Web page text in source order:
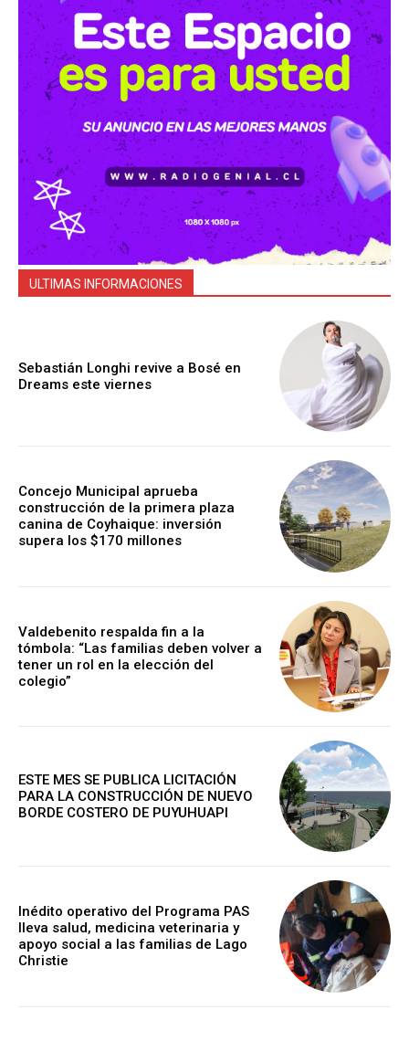
ULTIMAS INFORMACIONES
Sebastián Longhi revive a Bosé en
Dreams este viernes
Concejo Municipal aprueba
construcción de la primera plaza
canina de Coyhaique: inversión
supera los $170 millones
Valdebenito respalda fin a la
tómbola: “Las familias deben volver a
tener un rol en la elección del
colegio”
ESTE MES SE PUBLICA LICITACIÓN
PARA LA CONSTRUCCIÓN DE NUEVO
BORDE COSTERO DE PUYUHUAPI
Inédito operativo del Programa PAS
lleva salud, medicina veterinaria y
apoyo social a las familias de Lago
Christie